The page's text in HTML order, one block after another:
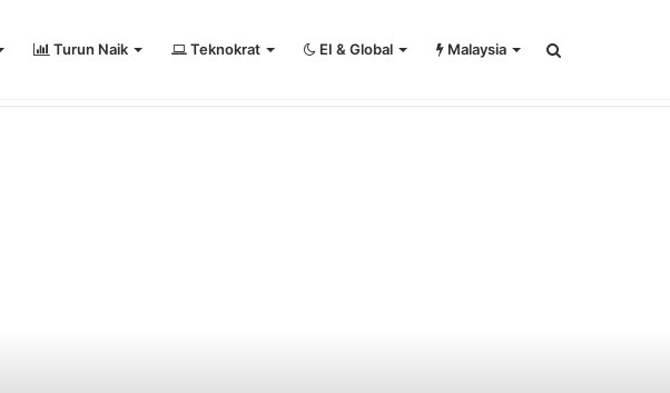
Turun Naik Teknokrat EI & Global Malaysia